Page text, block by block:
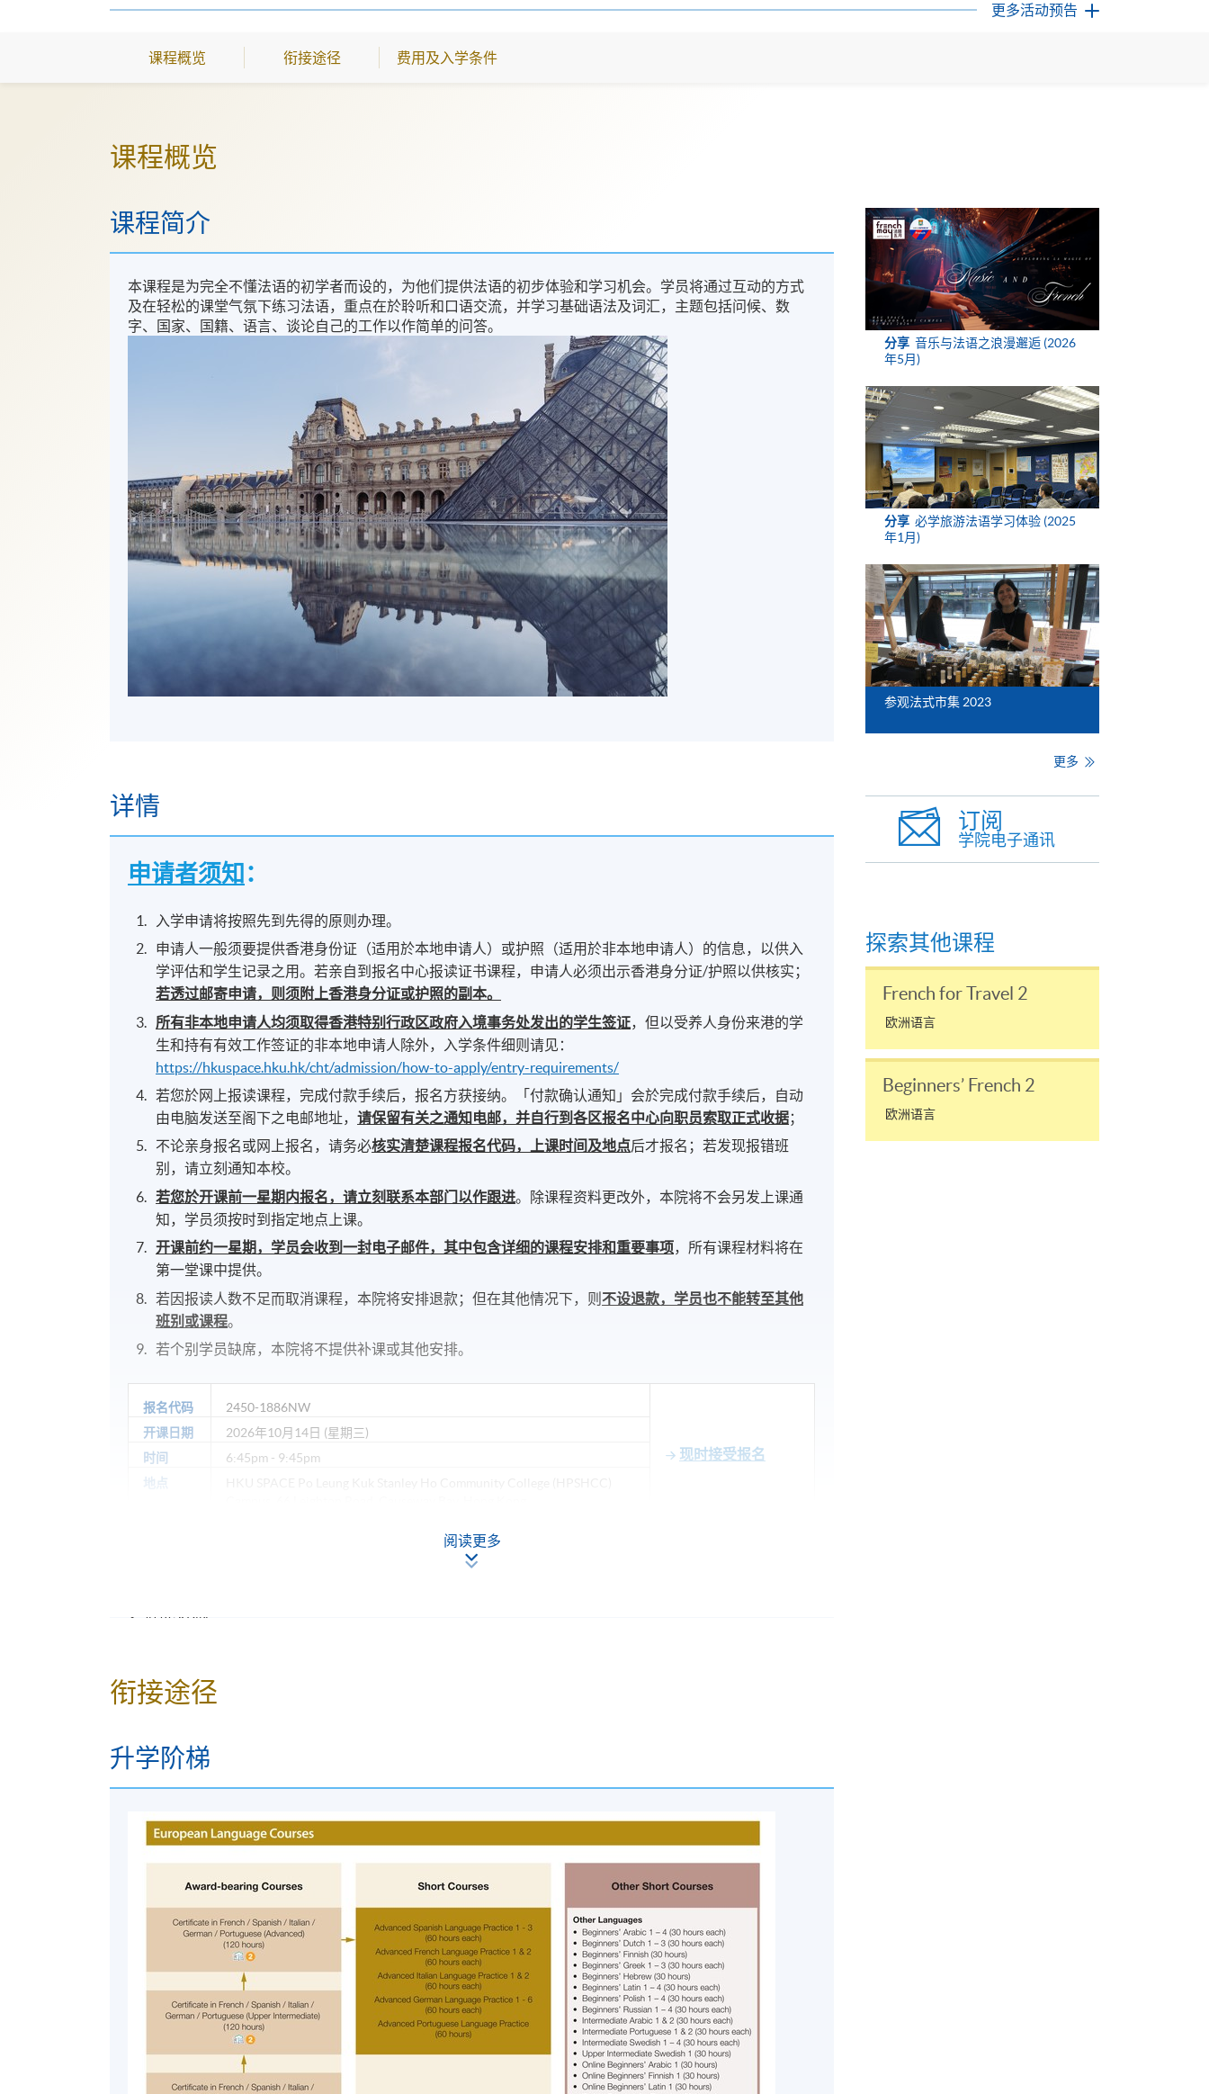
更多活动预告
课程概览 衔接途径 费用及入学条件
课程概览
课程简介
本课程是为完全不懂法语的初学者而设的，为他们提供法语的初步体验和学习机会。学员将通过互动的方式
及在轻松的课堂气氛下练习法语，重点在於聆听和口语交流，并学习基础语法及词汇，主题包括问候、数
字、国家、国籍、语言、谈论自己的工作以作简单的问答。
详情
申请者须知 ：
入学申请将按照先到先得的原则办理。
申请人一般须要提供香港身份证（适用於本地申请人）或护照（适用於非本地申请人）的信息，以供入
学评估和学生记录之用。若亲自到报名中心报读证书课程，申请人必须出示香港身分证/护照以供核实；
若透过邮寄申请，则须附上香港身分证或护照的副本。
所有非本地申请人均须取得香港特别行政区政府入境事务处发出的学生签证，但以受养人身份来港的学
生和持有有效工作签证的非本地申请人除外，入学条件细则请见：
https://hkuspace.hku.hk/cht/admission/how-to-apply/entry-requirements/
若您於网上报读课程，完成付款手续后，报名方获接纳。「付款确认通知」会於完成付款手续后，自动
由电脑发送至阁下之电邮地址，请保留有关之通知电邮，并自行到各区报名中心向职员索取正式收据；
不论亲身报名或网上报名，请务必核实清楚课程报名代码，上课时间及地点后才报名；若发现报错班
别，请立刻通知本校。
若您於开课前一星期内报名，请立刻联系本部门以作跟进。除课程资料更改外，本院将不会另发上课通
知，学员须按时到指定地点上课。
开课前约一星期，学员会收到一封电子邮件，其中包含详细的课程安排和重要事项，所有课程材料将在
第一堂课中提供。
若因报读人数不足而取消课程，本院将安排退款；但在其他情况下，则不设退款，学员也不能转至其他
班别或课程。
若个别学员缺席，本院将不提供补课或其他安排。
报名代码 2450-1886NW
现时接受报名
开课日期
2026年10月14日 (星期三)
时间
6:45pm - 9:45pm
地点
每讲3小时
港大保良何鸿燊社区书院
阅读更多
衔接途径
升学阶梯
分享 音乐与法语之浪漫邂逅 (2026
年5月)
分享 必学旅游法语学习体验 (2025
年1月)
参观法式市集 2023
更多
订阅
学院电子通讯
探索其他课程
French for Travel 2
欧洲语言
Beginners’ French 2
欧洲语言